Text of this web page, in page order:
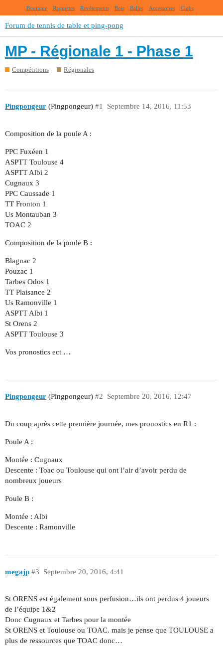
Boutique Raquettes Revêtements Bois Balles Accessoires Clubs
Forum de tennis de table et ping-pong
MP - Régionale 1 - Phase 1
Compétitions Régionales
Pingpongeur (Pingpongeur) Septembre 14, 2016, 11:53
#1
Composition de la poule A :
PPC Fuxéen 1
ASPTT Toulouse 4
ASPTT Albi 2
Cugnaux 3
PPC Caussade 1
TT Fronton 1
Us Montauban 3
TOAC 2
Composition de la poule B :
Blagnac 2
Pouzac 1
Tarbes Odos 1
TT Plaisance 2
Us Ramonville 1
ASPTT Albi 1
St Orens 2
ASPTT Toulouse 3
Vos pronostics ect …
Pingpongeur (Pingpongeur) Septembre 20, 2016, 12:47
#2
Du coup après cette première journée, mes pronostics en R1 :
Poule A :
Montée : Cugnaux
Descente : Toac ou Toulouse qui ont l’air d’avoir perdu de
nombreux joueurs
Poule B :
Montée : Albi
Descente : Ramonville
megajp Septembre 20, 2016, 4:41
#3
St ORENS est également sous perfusion…ils ont perdus 4 joueurs
de l’équipe 1&2
Donc Cugnaux et Tarbes pour la montée
St ORENS et Toulouse ou TOAC. mais je pense que TOULOUSE a
plus de ressources que TOAC donc…